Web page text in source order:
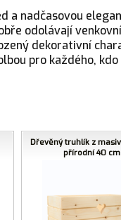
nadčasovou
odolávají
dekorativní
pro každého,
Dřevěný truhlík z
přírodní 40 cm